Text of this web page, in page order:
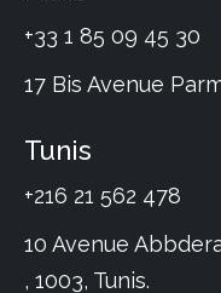
+33 1 85 09 45 30
17 Bis Avenue
Tunis
+216 21 562 478
10 Avenue
, 1003, Tunis.